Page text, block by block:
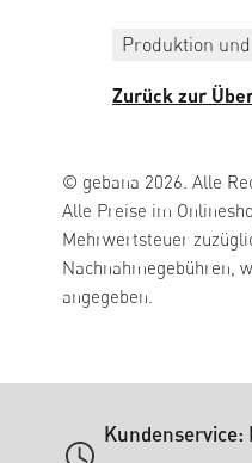
Produktion
Zurück zur
© gebana 2026. Alle
Alle Preise im
Mehrwertsteuer
Nachnahmegebühren,
angegeben.
Kundenservice: